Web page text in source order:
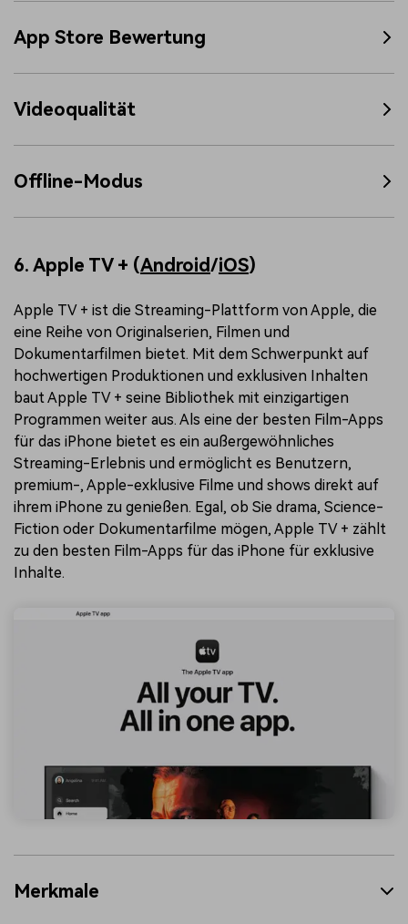
App Store Bewertung
Videoqualität
Offline-Modus
6. Apple TV + (Android/iOS)
Apple TV + ist die Streaming-Plattform von Apple, die
eine Reihe von Originalserien, Filmen und
Dokumentarfilmen bietet. Mit dem Schwerpunkt auf
hochwertigen Produktionen und exklusiven Inhalten
baut Apple TV + seine Bibliothek mit einzigartigen
Programmen weiter aus. Als eine der besten Film-Apps
für das iPhone bietet es ein außergewöhnliches
Streaming-Erlebnis und ermöglicht es Benutzern,
premium-, Apple-exklusive Filme und shows direkt auf
ihrem iPhone zu genießen. Egal, ob Sie drama, Science-
Fiction oder Dokumentarfilme mögen, Apple TV + zählt
zu den besten Film-Apps für das iPhone für exklusive
Inhalte.
Merkmale